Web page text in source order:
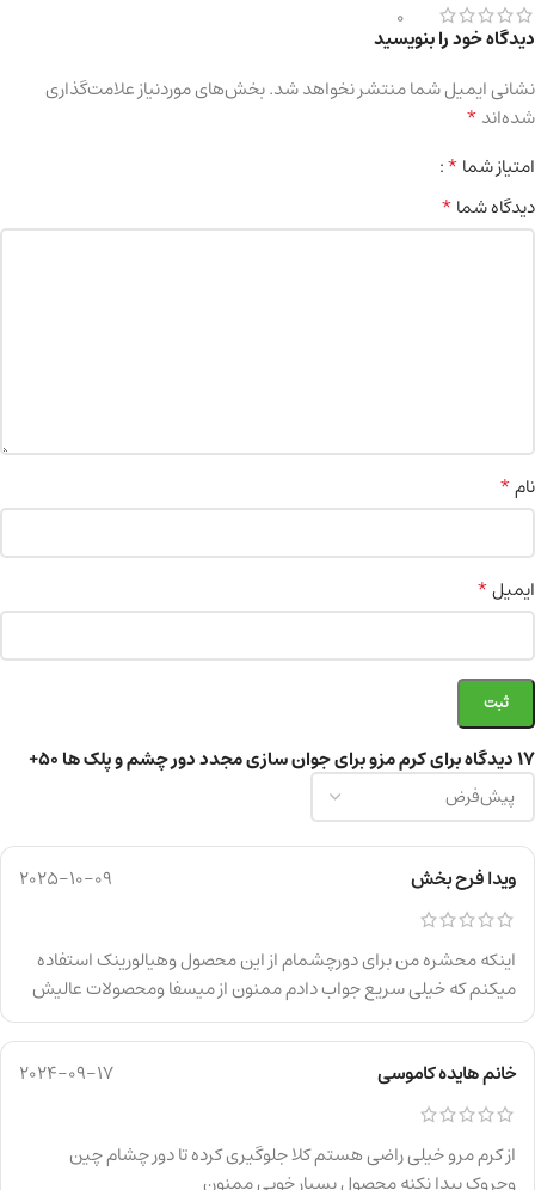
0
17 دیدگاه برای کرم مزو برای جوان سازی مجدد دور چشم و پلک ها 50+
ویدا فرح بخش 2025-10-09
اینکه محشره من برای دورچشمام از این محصول وهیالورینک استفاده
میکنم که خیلی سریع جواب دادم ممنون از میسفا ومحصولات عالیش
خانم هایده کاموسی 2024-09-17
از کرم مرو خیلی راضی هستم کلا جلوگیری کرده تا دور چشام چین
وچروک پیدا نکنه محصول بسیار خوبی ممنون
دیدگاه خود را بنویسید
نشانی ایمیل شما منتشر نخواهد شد.بخش‌های موردنیاز علامت‌گذاری
شده‌اند*
امتیاز شما*
دیدگاه شما*
نام*
ایمیل*